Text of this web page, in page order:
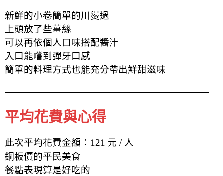
新鮮的小卷簡單的川燙過
上頭放了些薑絲
可以再依個人口味搭配醬汁
入口能嚐到彈牙口感
簡單的料理方式也能充分帶出鮮甜滋味
平均花費與心得
此次平均花費金額：121 元 / 人
銅板價的平民美食
餐點表現算是好吃的